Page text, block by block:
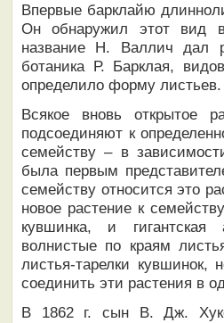
Впервые барклайю
Он обнаружил этот вид
название Н. Валлич дал
ботаника Р. Барклая,
определило форму листьев.
Всякое вновь открытое
подсоединяют к
семейству – в
была первым
семейству относится это
новое растение к
кувшинка, и гигантская
волнистые по краям
листья-тарелки кувшинок,
соединить эти растения в
В 1862 г. сын В. Дж.